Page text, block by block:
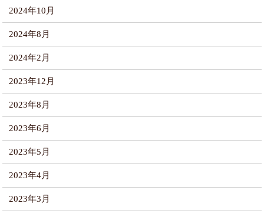
2024年10月
2024年8月
2024年2月
2023年12月
2023年8月
2023年6月
2023年5月
2023年4月
2023年3月